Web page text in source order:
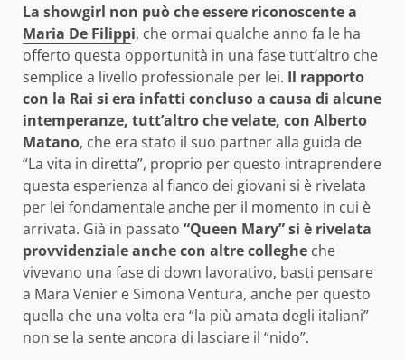
La showgirl non può che essere riconoscente a
Maria De Filippi, che ormai qualche anno fa le ha
offerto questa opportunità in una fase tutt’altro che
semplice a livello professionale per lei. Il rapporto
con la Rai si era infatti concluso a causa di alcune
intemperanze, tutt’altro che velate, con Alberto
Matano, che era stato il suo partner alla guida de
“La vita in diretta”, proprio per questo intraprendere
questa esperienza al fianco dei giovani si è rivelata
per lei fondamentale anche per il momento in cui è
arrivata. Già in passato “Queen Mary” si è rivelata
provvidenziale anche con altre colleghe che
vivevano una fase di down lavorativo, basti pensare
a Mara Venier e Simona Ventura, anche per questo
quella che una volta era “la più amata degli italiani”
non se la sente ancora di lasciare il “nido”.